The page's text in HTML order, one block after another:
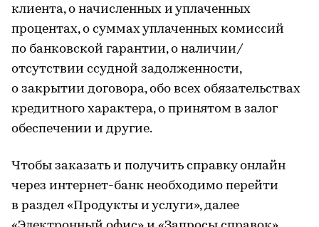
клиента, о начисленных и уплаченных
процентах, о суммах уплаченных комиссий
по банковской гарантии, о наличии/
отсутствии ссудной задолженности,
о закрытии договора, обо всех обязательствах
кредитного характера, о принятом в залог
обеспечении и другие.
Чтобы заказать и получить справку онлайн
через интернет-банк необходимо перейти
в раздел «Продукты и услуги», далее